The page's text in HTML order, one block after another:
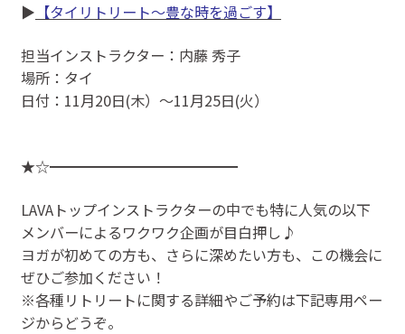
▶ 【タイリトリート～豊な時を過ごす】
担当インストラクター：内藤 秀子
場所：タイ
日付：11月20日(木）〜11月25日(火）
★☆━━━━━━━━━━━━━
LAVAトップインストラクターの中でも特に人気の以下
メンバーによるワクワク企画が目白押し♪
ヨガが初めての方も、さらに深めたい方も、この機会に
ぜひご参加ください！
※各種リトリートに関する詳細やご予約は下記専用ペー
ジからどうぞ。